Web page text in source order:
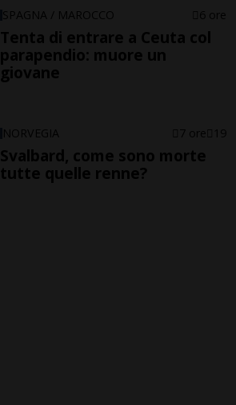
SPAGNA / MAROCCO 6 ore
Tenta di entrare a Ceuta col
parapendio: muore un
giovane
NORVEGIA 7 ore 19
Svalbard, come sono morte
tutte quelle renne?